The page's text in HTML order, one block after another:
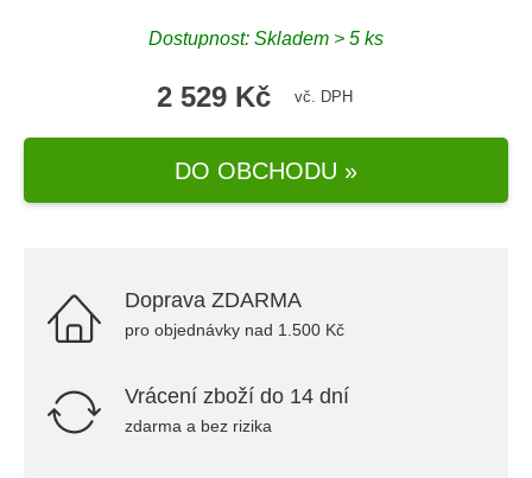
Dostupnost: Skladem > 5 ks
2 529 Kč vč. DPH
DO OBCHODU »
Doprava ZDARMA
pro objednávky nad 1.500 Kč
Vrácení zboží do 14 dní
zdarma a bez rizika